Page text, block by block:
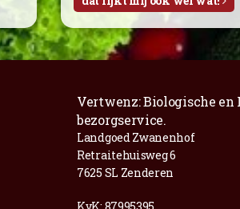
Vertwenz: Biologische
bezorgservice.
Landgoed Zwanenhof
Retraitehuisweg 6
7625 SL Zenderen